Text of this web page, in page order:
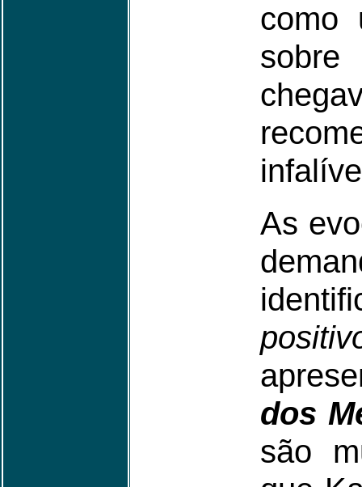
como
As
dos
são